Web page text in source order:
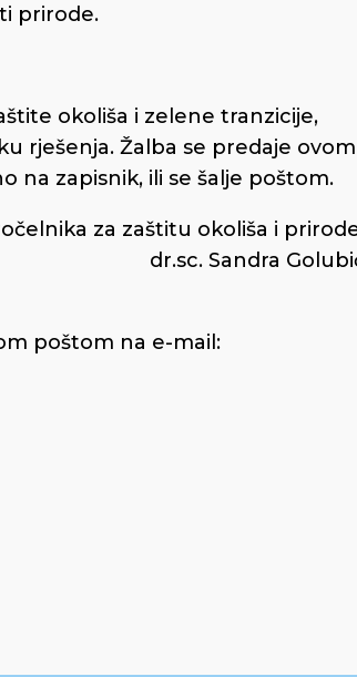
prirode.
okoliša i zelene tranzicije,
rješenja. Žalba se predaje ovom
na zapisnik, ili se šalje poštom.
za zaštitu okoliša i
dr.sc. Sandra
poštom na e-mail: